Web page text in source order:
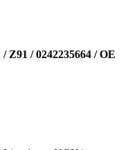
/ 0242235664 / OE